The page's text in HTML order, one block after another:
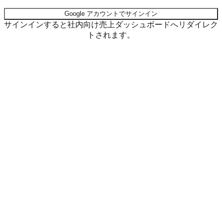
Google アカウントでサインイン
サインインすると社内向け売上ダッシュボードへリダイレク
トされます。